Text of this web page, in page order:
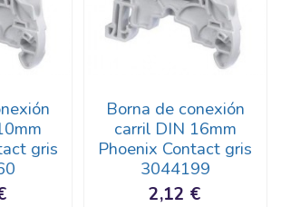
gris
Borna de conexión
carril DIN 16mm
Phoenix Contact gris
3044199
2,12 €